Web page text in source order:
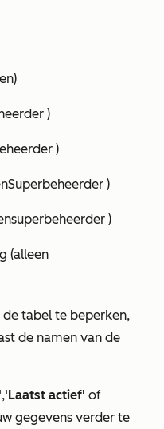
)
)
Superbeheerder )
superbeheerder )
(alleen
tabel te beperken,
de namen van de
,'Laatst actief' of
gegevens verder te